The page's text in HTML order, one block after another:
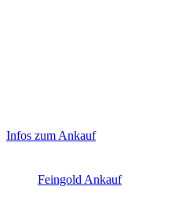
Sidebar
Infos zum Ankauf
Feingold Ankauf